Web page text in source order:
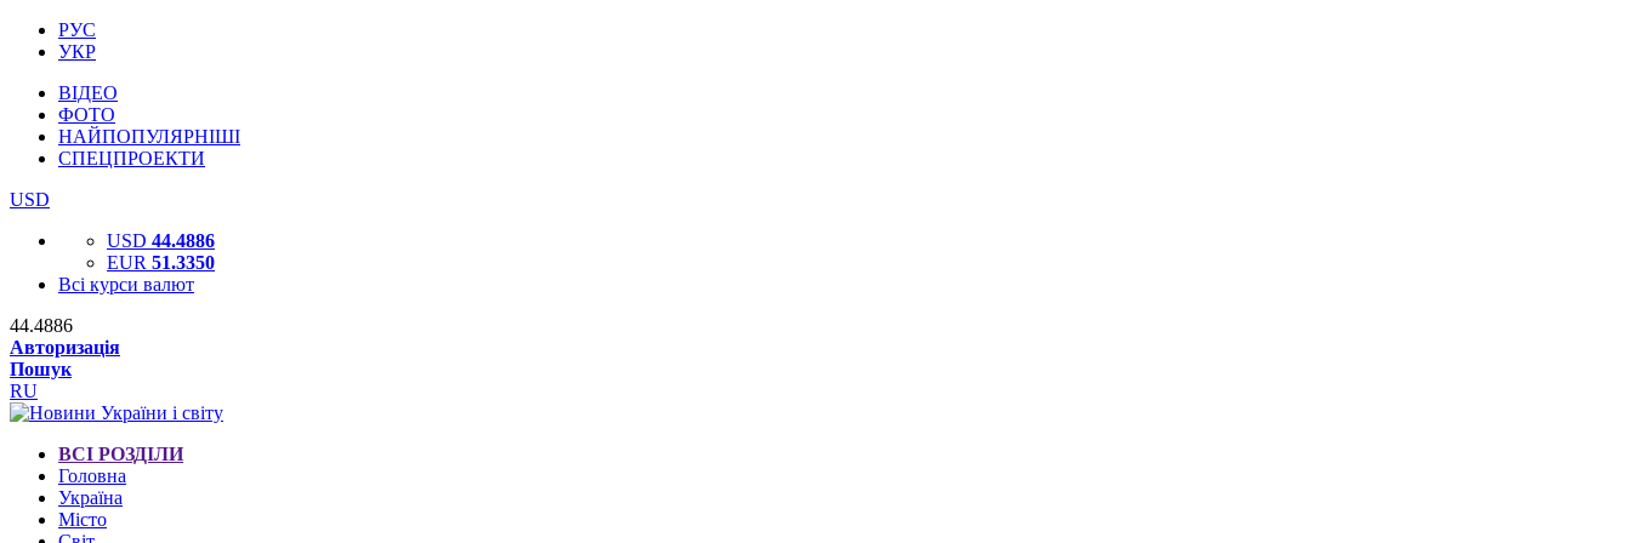
РУС
УКР
ВІДЕО
ФОТО
НАЙПОПУЛЯРНІШІ
СПЕЦПРОЕКТИ
USD
USD 44.4886
EUR 51.3350
Всі курси валют
44.4886
Авторизація
Пошук
RU
ВСІ РОЗДІЛИ
Головна
Україна
Місто